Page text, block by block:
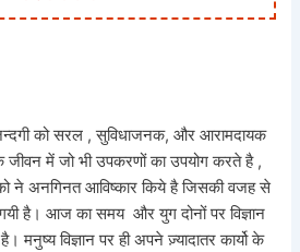
ज़िन्दगी को सरल , सुविधाजनक, और आरामदायक
जीवन में जो भी उपकरणों का उपयोग करते है ,
ने अनगिनत आविष्कार किये है जिसकी वजह से
है। आज का समय और युग दोनों पर विज्ञान
मनुष्य विज्ञान पर ही अपने ज़्यादातर कार्यो के